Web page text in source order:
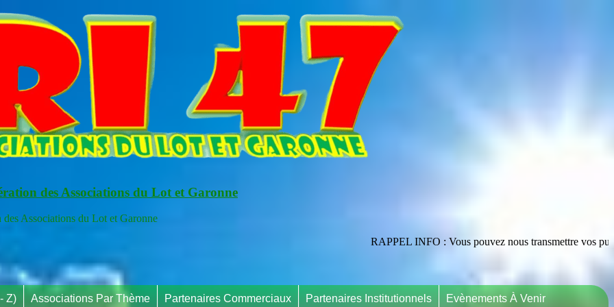
des Associations du Lot et Garonne
Associations du Lot et Garonne
RAPPEL INFO : Vous pouvez nous transmettre vos publications en
Z) Associations Par Thème Partenaires Commerciaux Partenaires Institutionnels Evènements À Venir